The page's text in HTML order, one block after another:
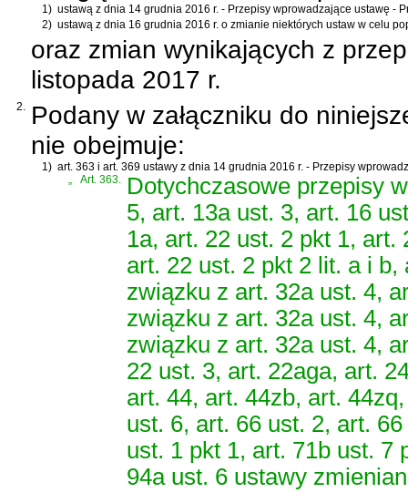
1) ustawą z dnia 14 grudnia 2016 r. - Przepisy wprowadzające ustawę -
2) ustawą z dnia 16 grudnia 2016 r. o zmianie niektórych ustaw w celu
oraz zmian wynikających z
listopada 2017 r.
2. Podany w załączniku do
nie obejmuje:
1) art. 363 i art. 369 ustawy z dnia 14 grudnia 2016 r. - Przepisy
„
Art. 363. Dotychczasowe przepisy
5, art. 13a ust. 3, art. 16
1a, art. 22 ust. 2 pkt 1,
art. 22 ust. 2 pkt 2 lit. a i
związku z art. 32a ust. 4,
związku z art. 32a ust. 4,
związku z art. 32a ust. 4,
22 ust. 3, art. 22aga, art.
art. 44, art. 44zb, art.
ust. 6, art. 66 ust. 2, art.
ust. 1 pkt 1, art. 71b ust. 7
94a ust. 6 ustawy